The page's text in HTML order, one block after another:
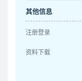
其他信息
注册登录
资料下载